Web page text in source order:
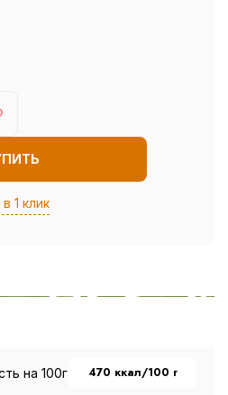
1 клик
на 100г 470 ккал/100 г